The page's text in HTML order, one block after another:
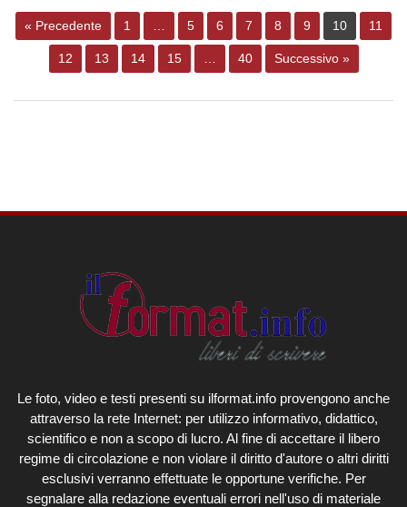
« Precedente 1 5 6 7 8 9 10 11
12 13 14 15 40 Successivo »
Le foto, video e testi presenti su ilformat.info provengono anche
attraverso la rete Internet: per utilizzo informativo, didattico,
scientifico e non a scopo di lucro. Al fine di accettare il libero
regime di circolazione e non violare il diritto d'autore o altri diritti
esclusivi verranno effettuate le opportune verifiche. Per
segnalare alla redazione eventuali errori nell'uso di materiale